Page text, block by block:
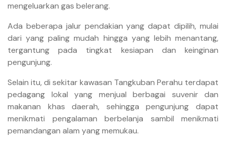
mengeluarkan gas belerang.
Ada beberapa jalur pendakian yang dapat dipilih, mulai
dari yang paling mudah hingga yang lebih menantang,
tergantung pada tingkat kesiapan dan keinginan
pengunjung.
Selain itu, di sekitar kawasan Tangkuban Perahu terdapat
pedagang lokal yang menjual berbagai suvenir dan
makanan khas daerah, sehingga pengunjung dapat
menikmati pengalaman berbelanja sambil menikmati
pemandangan alam yang memukau.